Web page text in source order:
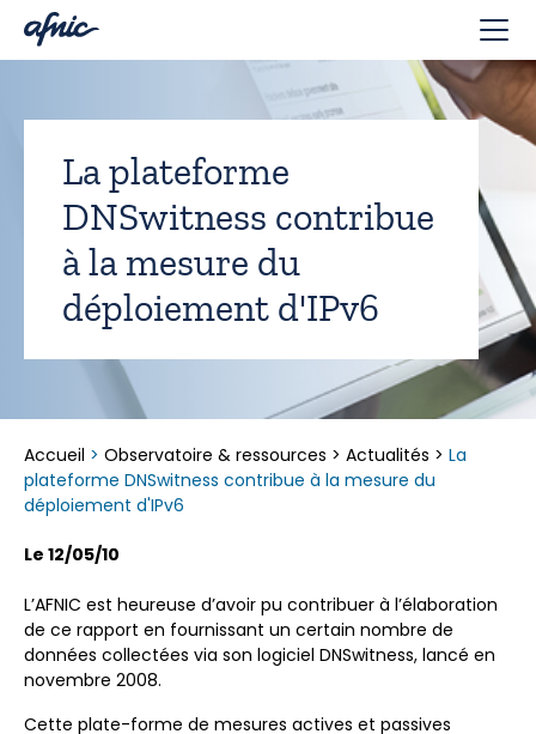
La plateforme
DNSwitness contribue
à la mesure du
déploiement d'IPv6
Accueil > Observatoire & ressources > Actualités > La
plateforme DNSwitness contribue à la mesure du
déploiement d'IPv6
Le 12/05/10
L’AFNIC est heureuse d’avoir pu contribuer à l’élaboration
de ce rapport en fournissant un certain nombre de
données collectées via son logiciel DNSwitness, lancé en
novembre 2008.
Cette plate-forme de mesures actives et passives
Panneau de gestion des cookies